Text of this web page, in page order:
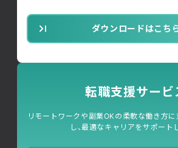
ダウンロードはこち
転職支援サービ
リモートワークや副業OKの柔軟な働き方
し、最適なキャリアをサポート